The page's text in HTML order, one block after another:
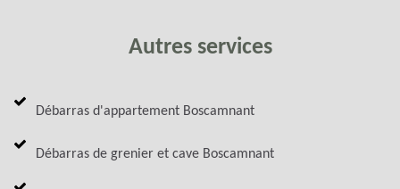
Autres services
Débarras d'appartement Boscamnant
Débarras de grenier et cave Boscamnant